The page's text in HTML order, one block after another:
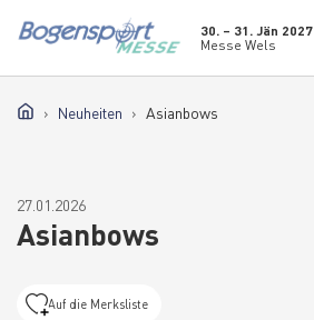
30. – 31. Jän 2027
Messe Wels
Neuheiten Asianbows
27.01.2026
Asianbows
Auf die Merksliste